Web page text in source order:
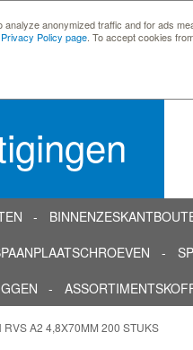
anonymized traffic and for ads
Privacy Policy page . To accept cookies
A2 4,8X70MM 200 STUKS